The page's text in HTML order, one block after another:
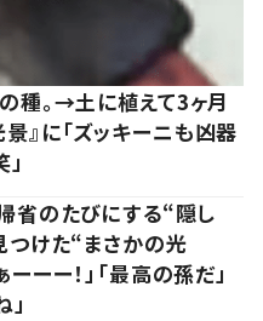
種。→土に植えて3ヶ月
に「ズッキーニも凶器
省のたびにする“隠し
つけた“まさかの光
ーー！」「最高の孫だ」